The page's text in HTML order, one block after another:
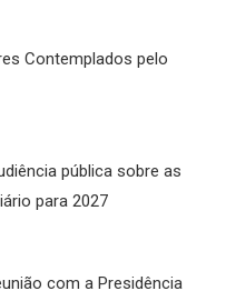
Contemplados pelo
pública sobre as
para 2027
com a Presidência